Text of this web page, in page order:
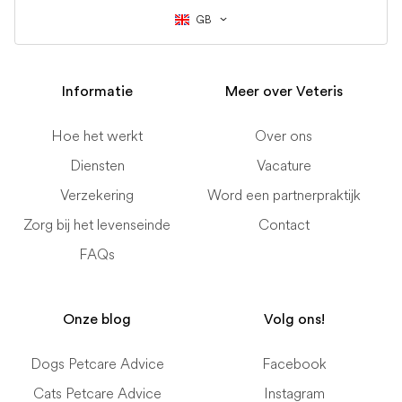
GB
Informatie
Hoe het werkt
Diensten
Verzekering
Zorg bij het levenseinde
FAQs
Meer over Veteris
Over ons
Vacature
Word een partnerpraktijk
Contact
Onze blog
Dogs Petcare Advice
Cats Petcare Advice
Volg ons!
Facebook
Instagram